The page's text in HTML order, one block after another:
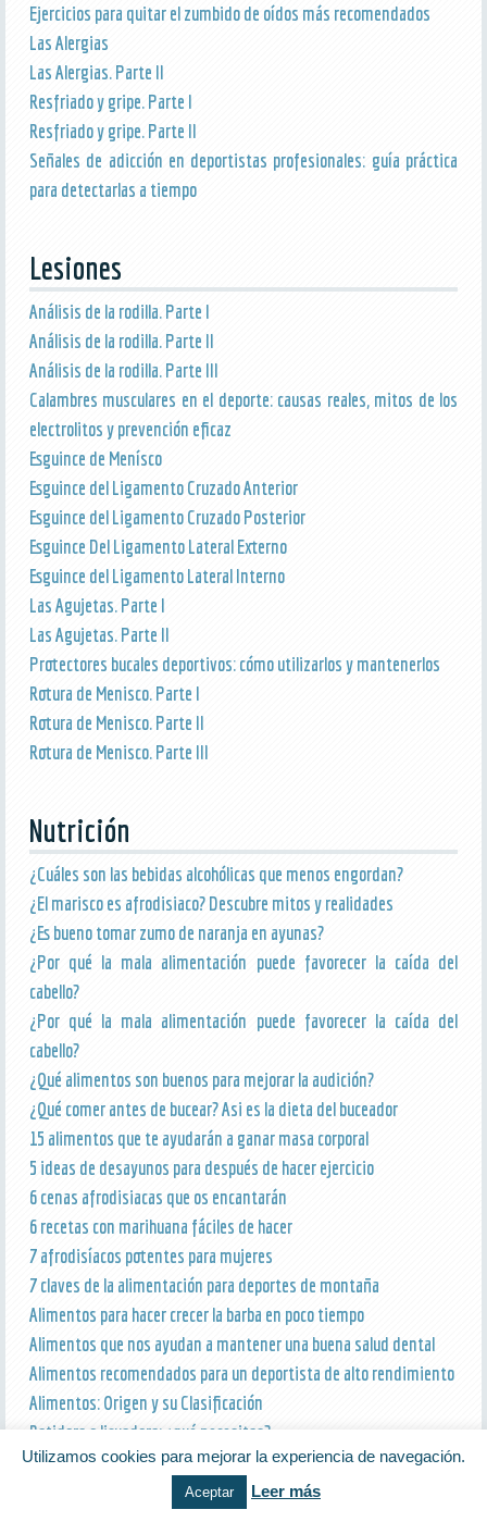
Ejercicios para quitar el zumbido de oídos más recomendados
Las Alergias
Las Alergias. Parte II
Resfriado y gripe. Parte I
Resfriado y gripe. Parte II
Señales de adicción en deportistas profesionales: guía práctica
para detectarlas a tiempo
Lesiones
Análisis de la rodilla. Parte I
Análisis de la rodilla. Parte II
Análisis de la rodilla. Parte III
Calambres musculares en el deporte: causas reales, mitos de los
electrolitos y prevención eficaz
Esguince de Menísco
Esguince del Ligamento Cruzado Anterior
Esguince del Ligamento Cruzado Posterior
Esguince Del Ligamento Lateral Externo
Esguince del Ligamento Lateral Interno
Las Agujetas. Parte I
Las Agujetas. Parte II
Protectores bucales deportivos: cómo utilizarlos y mantenerlos
Rotura de Menisco. Parte I
Rotura de Menisco. Parte II
Rotura de Menisco. Parte III
Nutrición
¿Cuáles son las bebidas alcohólicas que menos engordan?
¿El marisco es afrodisiaco? Descubre mitos y realidades
¿Es bueno tomar zumo de naranja en ayunas?
¿Por qué la mala alimentación puede favorecer la caída del
cabello?
¿Por qué la mala alimentación puede favorecer la caída del
cabello?
¿Qué alimentos son buenos para mejorar la audición?
¿Qué comer antes de bucear? Asi es la dieta del buceador
15 alimentos que te ayudarán a ganar masa corporal
5 ideas de desayunos para después de hacer ejercicio
6 cenas afrodisiacas que os encantarán
6 recetas con marihuana fáciles de hacer
7 afrodisíacos potentes para mujeres
7 claves de la alimentación para deportes de montaña
Alimentos para hacer crecer la barba en poco tiempo
Alimentos que nos ayudan a mantener una buena salud dental
Alimentos recomendados para un deportista de alto rendimiento
Alimentos: Origen y su Clasificación
Batidora o licuadora: ¿qué necesitas?
Beneficios de la trufa para la salud
Beneficios e inconvenientes de la alimentación basada en las
Utilizamos cookies para mejorar la experiencia de navegación.
Aceptar Leer más